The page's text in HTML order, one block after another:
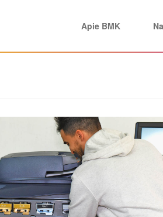
Apie BMK